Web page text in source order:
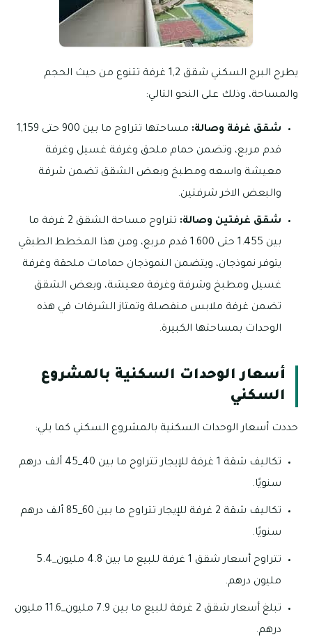
يطرح البرج السكني شقق 1,2 غرفة تتنوع من حيث الحجم
والمساحة، وذلك على النحو التالي:
شقق غرفة وصالة:
مساحتها تتراوح ما بين 900 حتى 1,159
قدم مربع، وتضمن حمام ملحق وغرفة غسيل وغرفة
معيشة واسعه ومطبخ وبعض الشقق تضمن شرفة
والبعض الاخر شرفتين.
شقق غرفتين وصالة:
تتراوح مساحة الشقق 2 غرفة ما
بين 1.455 حتى 1.600 قدم مربع، ومن هذا المخطط الطبقي
يتوفر نموذجان، ويتضمن النموذجان حمامات ملحقة وغرفة
غسيل ومطبخ وشرفة وغرفة معيشة، وبعض الشقق
تضمن غرفة ملابس منفصلة وتمتاز الشرفات في هذه
الوحدات بمساحتها الكبيرة.
أسعار الوحدات السكنية بالمشروع
السكني
حددت أسعار الوحدات السكنية بالمشروع السكني كما يلي:
تكاليف شقة 1 غرفة للإيجار تتراوح ما بين 40_45 ألف درهم
سنويًا.
تكاليف شقة 2 غرفة للإيجار تتراوح ما بين 60_85 ألف درهم
سنويًا.
تتراوح أسعار شقق 1 غرفة للبيع ما بين 4.8 مليون_5.4
مليون درهم.
تبلغ أسعار شقق 2 غرفة للبيع ما بين 7.9 مليون_11.6 مليون
درهم.